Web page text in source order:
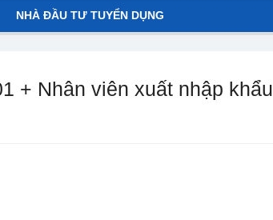
NHÀ ĐẦU TƯ TUYỂN DỤNG
+ Nhân viên xuất nhập khẩu